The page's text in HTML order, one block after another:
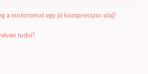
a motoromat egy jó kompresszor olaj?
tudni?